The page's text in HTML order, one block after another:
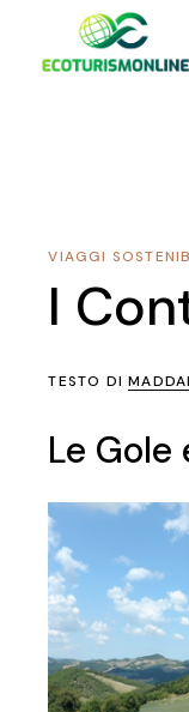
VIAGGI
I
TESTO DI
Le Gole